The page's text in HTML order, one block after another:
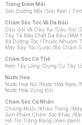
Trang Điểm Môi
Son Dưỡng Môi /Son Kem / Tint
Chăm Sóc Tóc Và Da Đầu
Dầu Gội Và Dầu Xả /Dầu Gội /
Tẩy Tế Bào Chết Da Đầu /Mặt
Xịt Dưỡng Tóc /Thuốc Nhuộm
Máy Sấy Tóc /Lược /Bộ Chăm
Chăm Sóc Cơ Thể
Kem Tẩy Lông /Dụng Cụ Tẩy
Nước Hoa
Nước Hoa Nữ /Nước Hoa Nam /
Nước Hoa Vùng Kín
Chăm Sóc Cá Nhân
Chống Muỗi /Khẩu Trang /
Sản Phẩm Chăm Sóc Khác /
Hỗ Trợ Trắng Răng /Kem Đánh